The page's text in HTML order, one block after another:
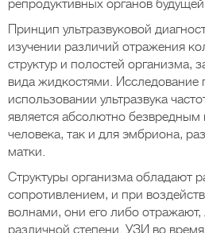
репродуктивных органов
Принцип ультразвуковой
изучении различий отражения
структур и полостей организма,
вида жидкостями. Исследование
использовании ультразвука
является абсолютно безвредным
человека, так и для эмбриона,
матки.
Структуры организма обладают
сопротивлением, и при
волнами, они его либо
различной степени. УЗИ во